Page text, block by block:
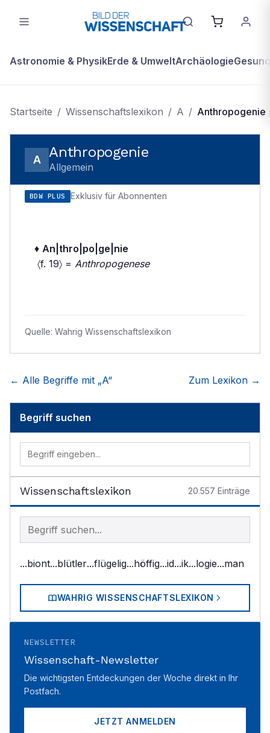
Astronomie & PhysikErde & UmweltArchäologie
Startseite / Wissenschaftslexikon / A / Anthropogenie
A Anthropogenie
Allgemein
BDW PLUS Exklusiv für Abonnenten
♦ An|thro|po|ge|nie
〈f. 19〉 = Anthropogenese
Quelle: Wahrig Wissenschaftslexikon
← Alle Begriffe mit „A“ Zum Lexikon →
Begriff suchen
Wissenschaftslexikon 20.557 Einträge
Begriff im Lexikon suchen
...biont...blütler...flügelig...höffig...id...ik...logie...man
WAHRIG WISSENSCHAFTSLEXIKON
NEWSLETTER
Wissenschaft-Newsletter
Die wichtigsten Entdeckungen der Woche direkt in Ihr
Postfach.
JETZT ANMELDEN